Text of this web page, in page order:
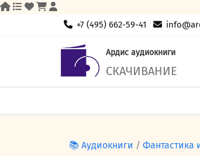
+7 (495) 662-59-41
Ардис аудиокниги
СКАЧИВАНИЕ
📚 Аудиокниги / Фантастика